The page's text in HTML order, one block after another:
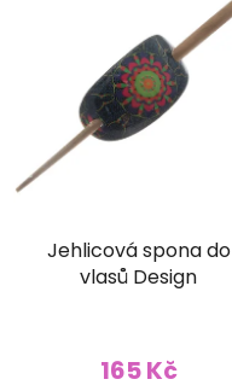
Jehlicová spona do
vlasů Design
165 Kč